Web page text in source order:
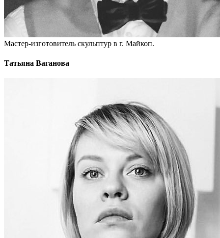
Мастер-изготовитель скульптур в г. Майкоп.
Татьяна Ваганова